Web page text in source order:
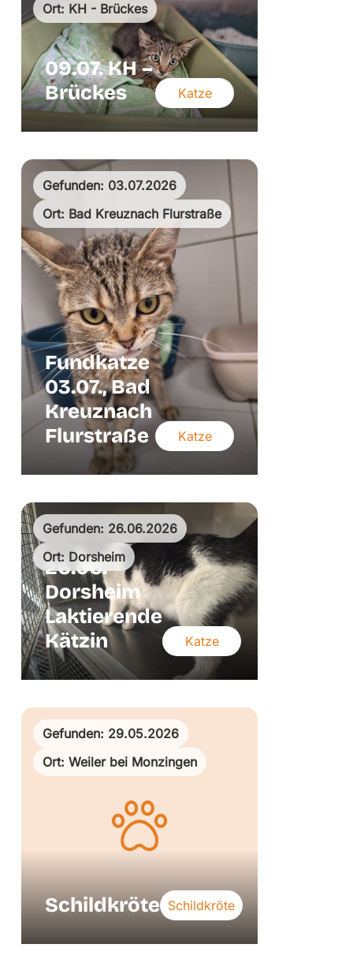
Ort: KH - Brückes
09.07. KH –
Brückes
Katze
Gefunden: 03.07.2026
Ort: Bad Kreuznach Flurstraße
Fundkatze
03.07., Bad
Kreuznach
Flurstraße
Katze
Gefunden: 26.06.2026
Ort: Dorsheim
26.06.
Dorsheim
Laktierende
Kätzin
Katze
Gefunden: 29.05.2026
Ort: Weiler bei Monzingen
Schildkröte Schildkröte